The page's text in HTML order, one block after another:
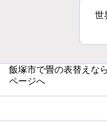
世
飯塚市で畳の表替えなら
ページへ